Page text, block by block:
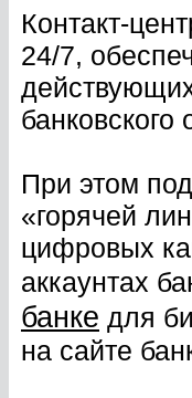
Контакт-
24/7,
При этом
«горячей
цифровых
аккаунтах
банке для
на сайте